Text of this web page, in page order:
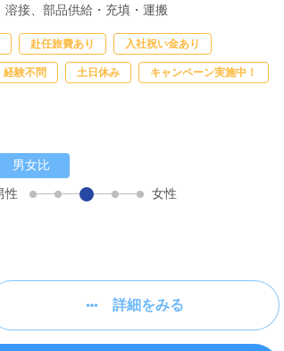
溶接、 部品供給・充填・運搬
赴任旅費あり 入社祝い金あり
経験不問 土日休み キャンペーン実施中！
男女比
性
女性
詳細をみる